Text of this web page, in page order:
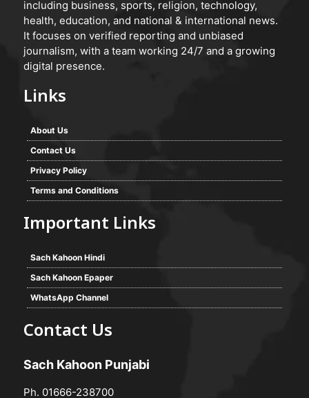
including business, sports, religion, technology,
health, education, and national & international news.
It focuses on verified reporting and unbiased
journalism, with a team working 24/7 and a growing
digital presence.
Links
About Us
Contact Us
Privacy Policy
Terms and Conditions
Important Links
Sach Kahoon Hindi
Sach Kahoon Epaper
WhatsApp Channel
Contact Us
Sach Kahoon Punjabi
Ph. 01666-238700